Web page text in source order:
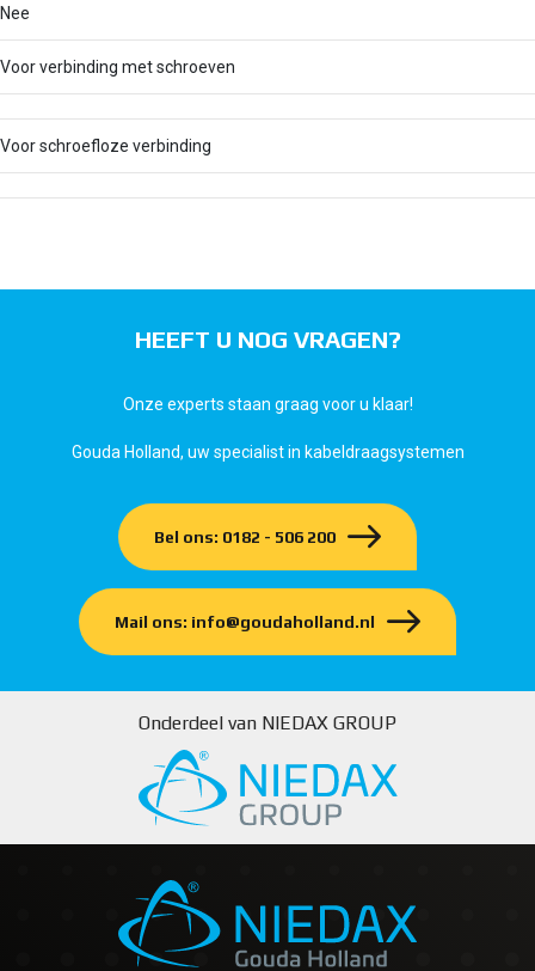
Nee
Voor verbinding met schroeven
Voor schroefloze verbinding
HEEFT U NOG VRAGEN?
Onze experts staan graag voor u klaar!
Gouda Holland, uw specialist in kabeldraagsystemen
Bel ons: 0182 - 506 200
Mail ons: info@goudaholland.nl
Onderdeel van NIEDAX GROUP